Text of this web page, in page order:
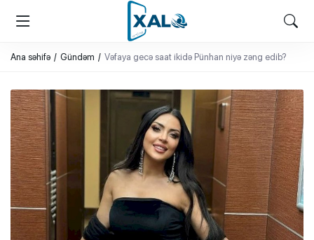
XALQ.ONLINE
ONLAYN PLATFORMA
Ana səhifə Gündəm Vəfaya gecə saat ikidə Pünhan niyə zəng edib?